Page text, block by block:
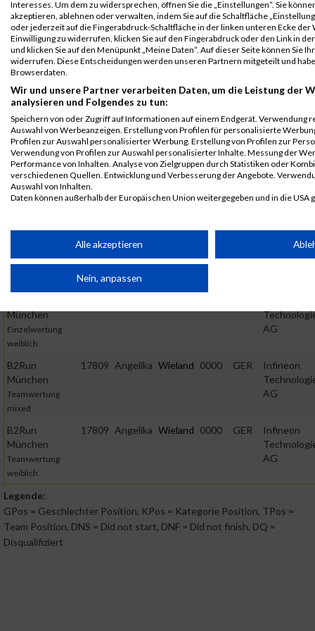
München
Einzelwertung
weiblich
AG
B2RUN
München
mixed
20333 Angelika Wieland 0000 GER
Infineon
B2RUN
München
Teamwertung
weiblich
20333 Angelika Wieland 0000 GER
Infineon
AG
2018
VeranstaltungStnr
Name
Name
Jahr NationVerein
München
17809 Angelika
Infineon
München
Einzelwertung
weiblich
AG
B2Run
München
Teamwertung
mixed
17809 Angelika Wieland 0000 GER
Infineon
AG
B2Run
München
Teamwertung
weiblich
17809 Angelika Wieland 0000 GER
Infineon
AG
Legende:
GPos = Geschlechter Position, KPos = Kategorie Position, TPos =
Team Position, DNS = Did not start, DNF = Did not finish, DQ =
Disqualifiziert
Interesses. Um dem zu widersprechen, öffnen Sie die „Einstellungen“. Sie
akzeptieren, ablehnen oder verwalten, indem Sie auf die Schaltfläche
oder jederzeit auf die Fingerabdruck-Schaltfläche in der linken unteren Ecke der
Einwilligung zu widerrufen, klicken Sie auf den Fingerabdruck oder den Link in
und klicken Sie auf den Menüpunkt „Meine Daten“. Auf dieser Seite können Sie
widerrufen. Diese Entscheidungen werden unseren Partnern mitgeteilt und
Browserdaten.
Wir und unsere Partner verarbeiten Daten, um die Leistung der
analysieren und Folgendes zu tun:
Speichern von oder Zugriff auf Informationen auf einem Endgerät. Verwendung
Auswahl von Werbeanzeigen. Erstellung von Profilen für personalisierte
Profilen zur Auswahl personalisierter Werbung. Erstellung von Profilen zur
Verwendung von Profilen zur Auswahl personalisierter Inhalte. Messung der
Performance von Inhalten. Analyse von Zielgruppen durch Statistiken oder
verschiedenen Quellen. Entwicklung und Verbesserung der Angebote.
Auswahl von Inhalten.
Daten können außerhalb der Europäischen Union weitergegeben und in die USA
Partnerliste anzeigen (1 IAB-Anbieter)
Wir nutzen Ihre Daten für folgende Zwecke:
IAB-Verarbeitungszwecke:
Speichern von oder Zugriff auf Informationen auf einem
Erstellung von Profilen für personalisierte Werbung
Verwendung von Profilen zur Auswahl personalisierter
Erstellung von Profilen zur Personalisierung von Inhalten
Verwendung von Profilen zur Auswahl personalisierter Inhalte
Alle akzeptieren
Nein, anpassen